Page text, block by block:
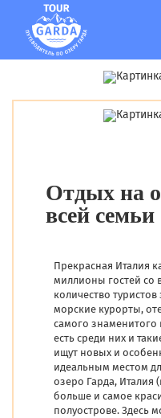
Отдых на
всей семьи
Прекрасная Италия
миллионы гостей со
количество
морские курорты,
самого знаменитого
есть среди них и
ищут новых и
идеальным местом
озеро Гарда, Италия
больше и самое
полуострове. Здесь